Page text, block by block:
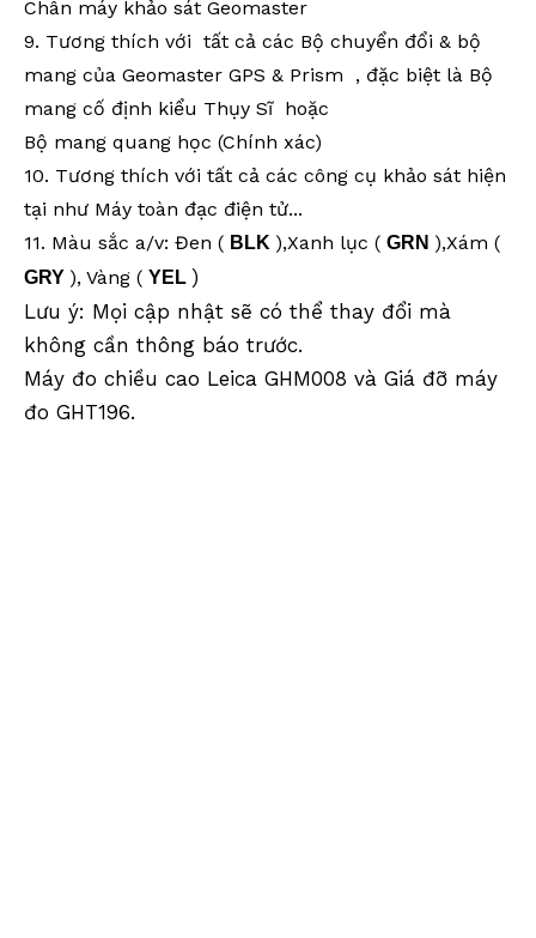
Chân máy khảo sát Geomaster
9. Tương thích với tất cả các Bộ chuyển đổi & bộ
mang của Geomaster GPS & Prism , đặc biệt là Bộ
mang cố định kiểu Thụy Sĩ hoặc
Bộ mang quang học (Chính xác)
10. Tương thích với tất cả các công cụ khảo sát hiện
tại như Máy toàn đạc điện tử...
11. Màu sắc a/v: Đen ( BLK ),Xanh lục ( GRN ),Xám (
GRY ), Vàng ( YEL )
Lưu ý: Mọi cập nhật sẽ có thể thay đổi mà
không cần thông báo trước.
Máy đo chiều cao Leica GHM008 và Giá đỡ máy
đo GHT196.